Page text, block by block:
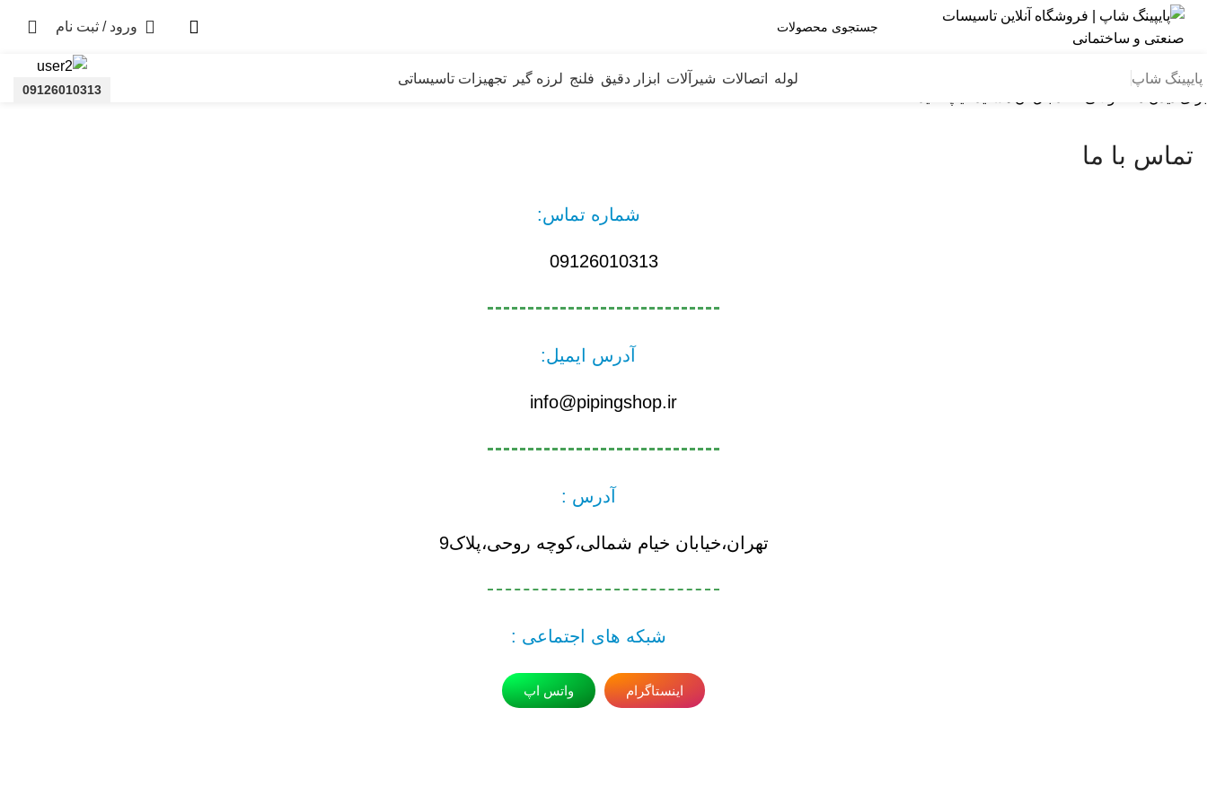
ورود / ثبت نام
پایپینگ شاپ لوله اتصالات شیرآلات ابزار دقیق فلنج لرزه گیر تجهیزات تاسیساتی
09126010313
تماس با ما
شماره تماس:
09126010313
آدرس ایمیل:
info@pipingshop.ir
آدرس :
تهران،خیابان خیام شمالی،کوچه روحی،پلاک9
شبکه های اجتماعی :
اینستاگرام واتس اپ